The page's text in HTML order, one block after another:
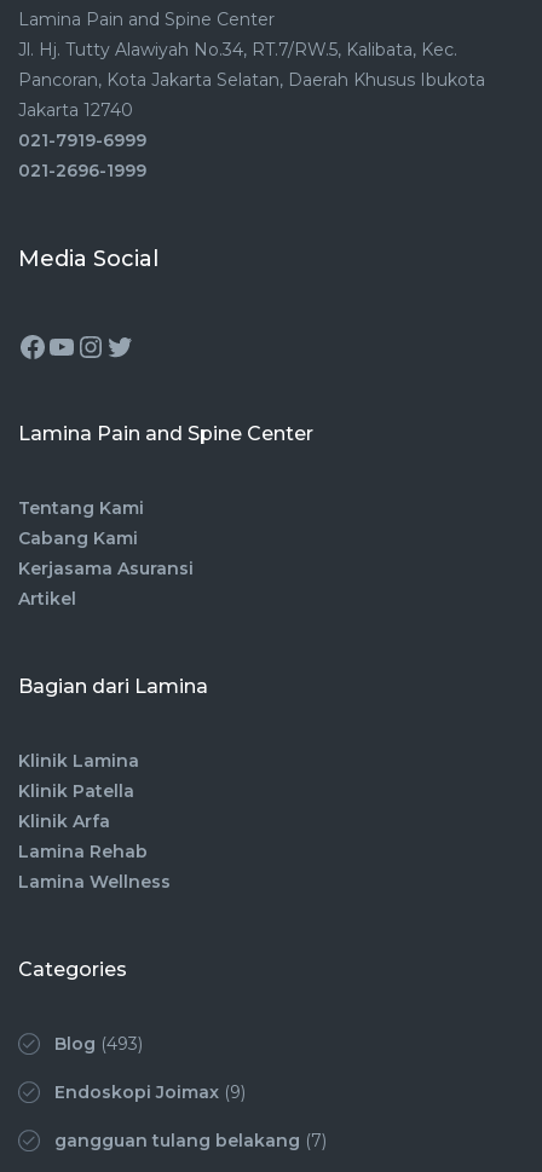
Lamina Pain and Spine Center
Jl. Hj. Tutty Alawiyah No.34, RT.7/RW.5, Kalibata, Kec.
Pancoran, Kota Jakarta Selatan, Daerah Khusus Ibukota
Jakarta 12740
021-7919-6999
021-2696-1999
Media Social
Lamina Pain and Spine Center
Tentang Kami
Cabang Kami
Kerjasama Asuransi
Artikel
Bagian dari Lamina
Klinik Lamina
Klinik Patella
Klinik Arfa
Lamina Rehab
Lamina Wellness
Categories
Blog (493)
Endoskopi Joimax (9)
gangguan tulang belakang (7)